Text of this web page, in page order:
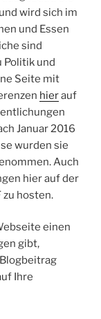
wird sich im
und Essen
sind
Politik und
Seite mit
hierauf
Januar 2016
wurden sie
Auch
hier auf der
zu hosten.
einen
gibt,
Ihre